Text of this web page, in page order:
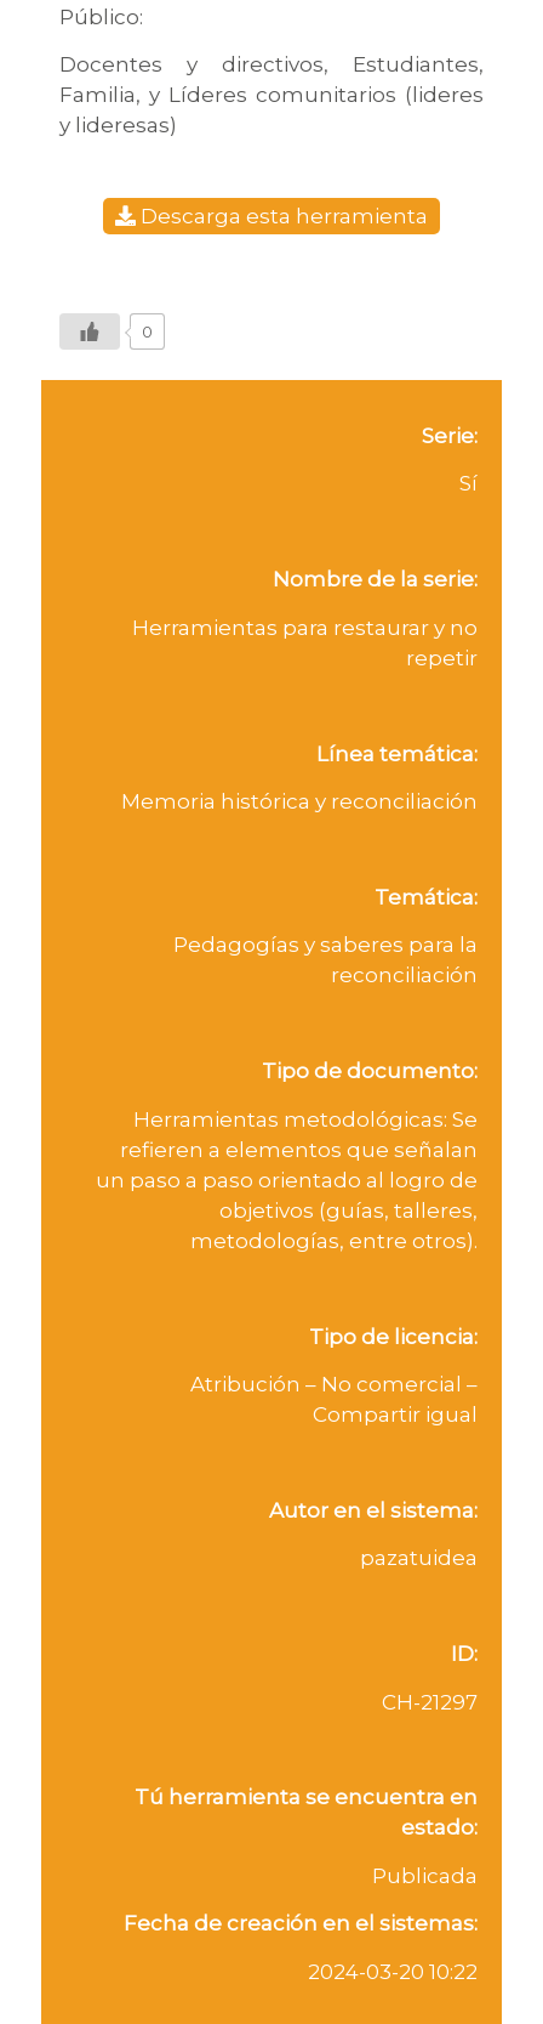
Público:
Docentes y directivos, Estudiantes,
Familia, y Líderes comunitarios (lideres
y lideresas)
Descarga esta herramienta
0
Serie:
Sí
Nombre de la serie:
Herramientas para restaurar y no
repetir
Línea temática:
Memoria histórica y reconciliación
Temática:
Pedagogías y saberes para la
reconciliación
Tipo de documento:
Herramientas metodológicas: Se
refieren a elementos que señalan
un paso a paso orientado al logro de
objetivos (guías, talleres,
metodologías, entre otros).
Tipo de licencia:
Atribución – No comercial –
Compartir igual
Autor en el sistema:
pazatuidea
ID:
CH-21297
Tú herramienta se encuentra en
estado:
Publicada
Fecha de creación en el sistemas:
2024-03-20 10:22